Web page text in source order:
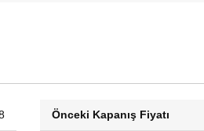
Önceki Kapanış Fiyatı